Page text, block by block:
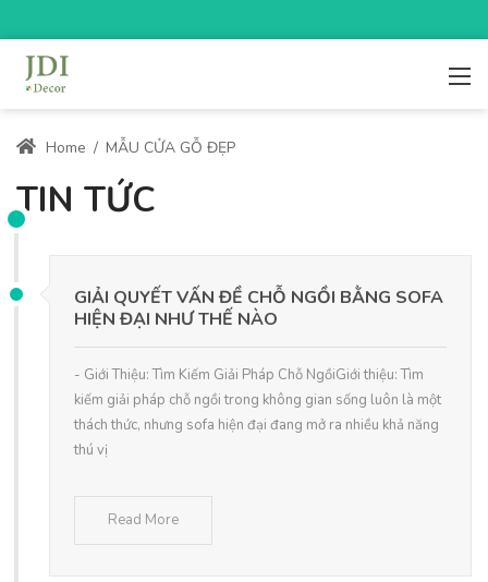
Home / MẪU CỬA GỖ ĐẸP
TIN TỨC
GIẢI QUYẾT VẤN ĐỀ CHỖ NGỒI BẰNG SOFA
HIỆN ĐẠI NHƯ THẾ NÀO
- Giới Thiệu: Tìm Kiếm Giải Pháp Chỗ NgồiGiới thiệu: Tìm
kiếm giải pháp chỗ ngồi trong không gian sống luôn là một
thách thức, nhưng sofa hiện đại đang mở ra nhiều khả năng
thú vị
Read More